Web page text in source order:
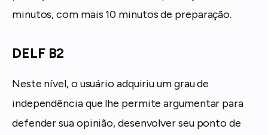
minutos, com mais 10 minutos de preparação.
DELF B2
Neste nível, o usuário adquiriu um grau de
independência que lhe permite argumentar para
defender sua opinião, desenvolver seu ponto de